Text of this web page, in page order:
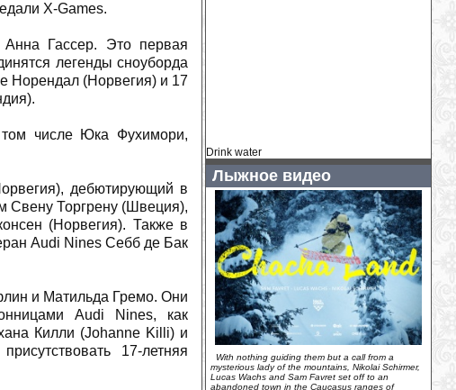
X-Games.
Анна Гассер. Это первая
легенды сноуборда
Норендал (Норвегия) и 17
том числе Юка Фухимори,
дебютирующий в
Свену Торгрену (Швеция),
(Норвегия). Также в
Audi Nines Себб де Бак
и Матильда Гремо. Они
Аudi Nines, как
Килли (Johanne Killi) и
17-летняя
Главный тренер ÖSV: «В Норвегии я
никому не могу помочь»(2026-07-30)
Как «Тур де Франс» вдохновил
Фредди Меркьюри на Bicycle Race
2026-07-30)
У Хенрика Кристофферсена родилась
дочь(2026-07-29
Камиль Раст - новый амбассадор
Ducati Switzerland
2026-07-29)
У горнолыжного комплекса «Логойск»
появился новый владелец...(2026-07-
29)
Венди Холденер: «Мы ценим каждую
минуту, которую можем провести
вместе»(2026-07-28)
Drink water
Лыжное видео
With nothing guiding them but a call from a
mysterious lady of the mountains, Nikolai Schirmer,
Lucas Wachs and Sam Favret set off to an
abandoned town in the Caucasus ranges of